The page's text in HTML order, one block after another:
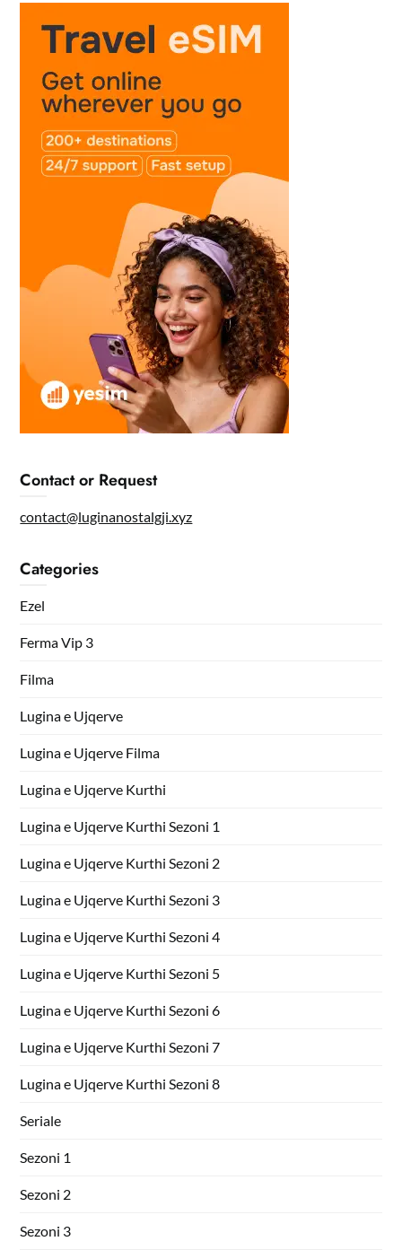
Contact or Request
contact@luginanostalgji.xyz
Categories
Ezel
Ferma Vip 3
Filma
Lugina e Ujqerve
Lugina e Ujqerve Filma
Lugina e Ujqerve Kurthi
Lugina e Ujqerve Kurthi Sezoni 1
Lugina e Ujqerve Kurthi Sezoni 2
Lugina e Ujqerve Kurthi Sezoni 3
Lugina e Ujqerve Kurthi Sezoni 4
Lugina e Ujqerve Kurthi Sezoni 5
Lugina e Ujqerve Kurthi Sezoni 6
Lugina e Ujqerve Kurthi Sezoni 7
Lugina e Ujqerve Kurthi Sezoni 8
Seriale
Sezoni 1
Sezoni 2
Sezoni 3